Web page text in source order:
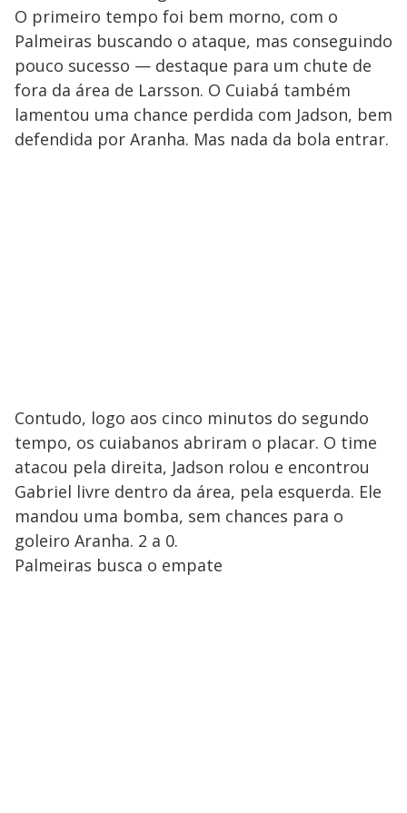
O primeiro tempo foi bem morno, com o
Palmeiras buscando o ataque, mas conseguindo
pouco sucesso — destaque para um chute de
fora da área de Larsson. O Cuiabá também
lamentou uma chance perdida com Jadson, bem
defendida por Aranha. Mas nada da bola entrar.
Contudo, logo aos cinco minutos do segundo
tempo, os cuiabanos abriram o placar. O time
atacou pela direita, Jadson rolou e encontrou
Gabriel livre dentro da área, pela esquerda. Ele
mandou uma bomba, sem chances para o
goleiro Aranha. 2 a 0.
Palmeiras busca o empate